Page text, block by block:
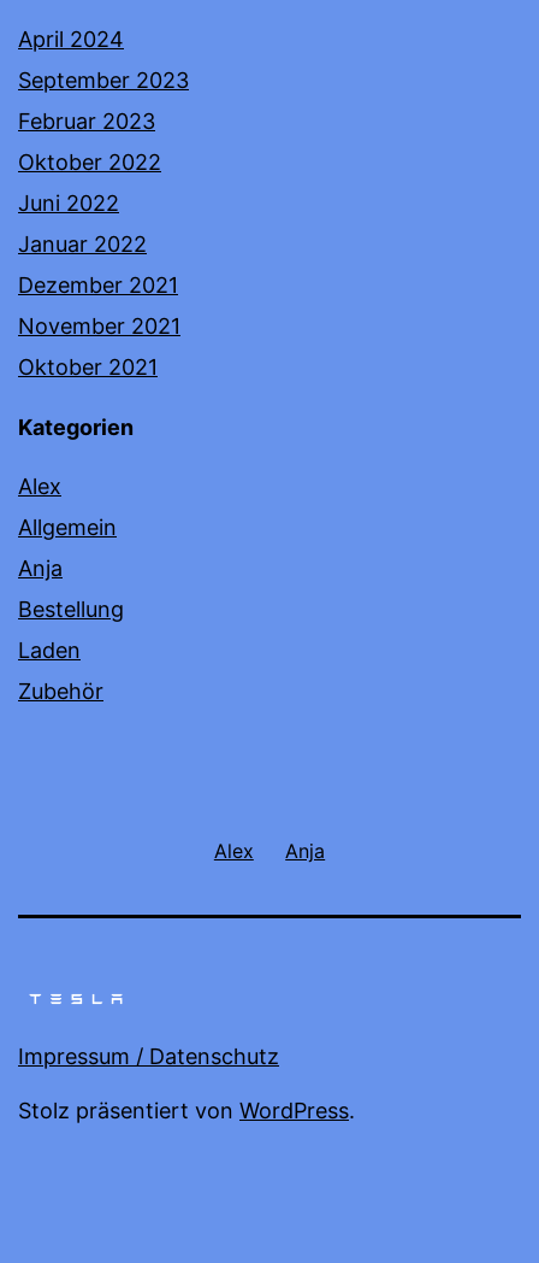
April 2024
September 2023
Februar 2023
Oktober 2022
Juni 2022
Januar 2022
Dezember 2021
November 2021
Oktober 2021
Kategorien
Alex
Allgemein
Anja
Bestellung
Laden
Zubehör
Alex Anja
Impressum / Datenschutz
Stolz präsentiert von WordPress.